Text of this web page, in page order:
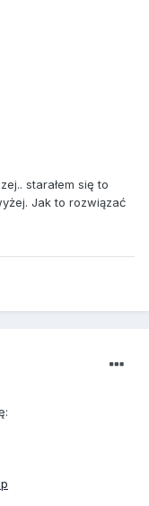
starałem się to
Jak to rozwiązać